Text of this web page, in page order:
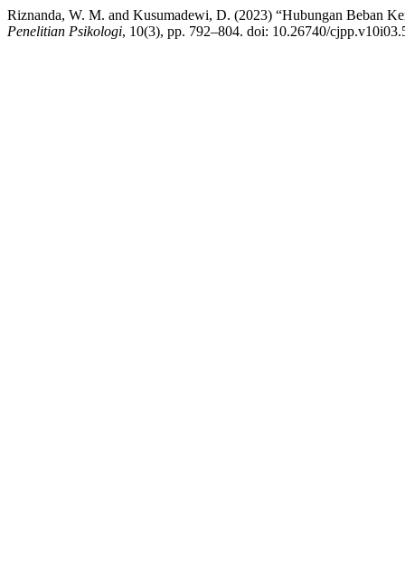
Riznanda, W. M. and Kusumadewi, D. (2023) “Hubungan Beban
Penelitian Psikologi, 10(3), pp. 792–804. doi: 10.26740/